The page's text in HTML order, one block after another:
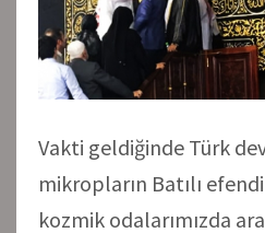
Vakti geldiğinde Türk
mikropların Batılı
kozmik odalarımızda